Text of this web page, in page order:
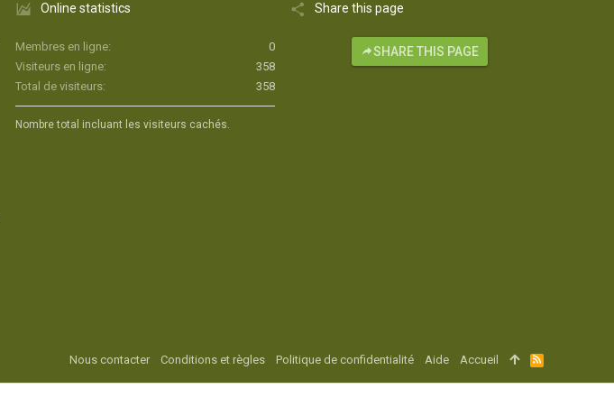
Online statistics
Membres en ligne
0
Visiteurs en ligne
358
Total de visiteurs
358
Nombre total incluant les visiteurs cachés.
Share this page
SHARE THIS PAGE
Nous contacter Conditions et règles Politique de confidentialité Aide Accueil
R
S
S